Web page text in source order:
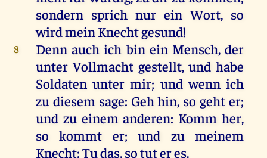
sondern sprich nur ein Wort, so
wirdmeinKnechtgesund!
8 Denn auch ich bin ein Mensch,der
unterVollmacht gestellt,und habe
Soldatenunter mir; und wenn ich
zu diesem sage: Gehhin, so geht er;
und zu einem anderen: Komm her,
so
kommt er;und zu
meinem
Knecht:Tudas,sotuteres.